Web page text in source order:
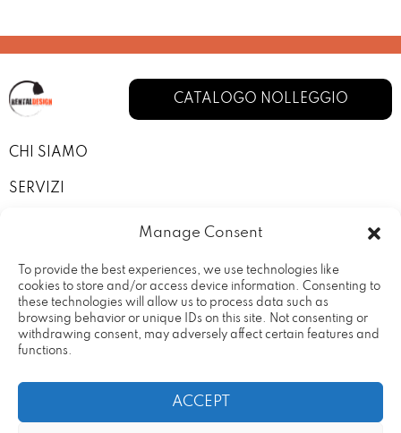
Manage Consent
To provide the best experiences, we use technologies like
cookies to store and/or access device information. Consenting to
these technologies will allow us to process data such as
browsing behavior or unique IDs on this site. Not consenting or
withdrawing consent, may adversely affect certain features and
functions.
ACCEPT
CATALOGO NOLLEGGIO
CHI SIAMO
SERVIZI
I NOSTRI ALLESTIMENTI
CONTATTI
PRIVACY POLICY
TERMINI E CONDIZIONI